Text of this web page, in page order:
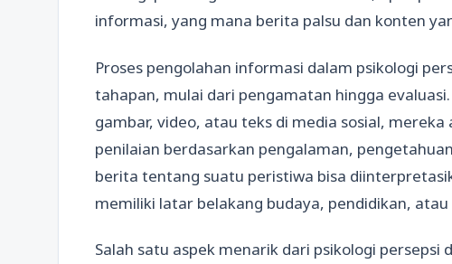
informasi, yang mana berita palsu dan konten
Proses pengolahan informasi dalam psikologi
tahapan, mulai dari pengamatan hingga
gambar, video, atau teks di media sosial,
penilaian berdasarkan pengalaman,
berita tentang suatu peristiwa bisa
memiliki latar belakang budaya, pendidikan,
Salah satu aspek menarik dari psikologi